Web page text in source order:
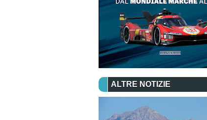
ALTRE NOTIZIE